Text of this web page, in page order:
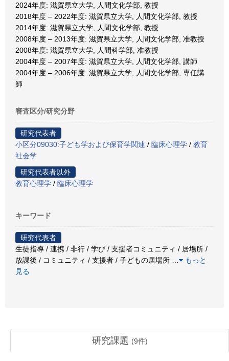
2024年度: 滋賀県立大学, 人間文化学部, 教授
2018年度 – 2022年度: 滋賀県立大学, 人間文化学部, 教授
2014年度: 滋賀県立大学, 人間文化学部, 教授
2008年度 – 2013年度: 滋賀県立大学, 人間文化学部, 准教授
2008年度: 滋賀県立大学, 人間科学部, 准教授
2004年度 – 2007年度: 滋賀県立大学, 人間文化学部, 講師
2004年度 – 2006年度: 滋賀県立大学, 人間文化学部, 専任講
師
審査区分/研究分野
研究代表者
小区分09030:子ども学および保育学関連 / 臨床心理学 / 教育
社会学
研究代表者以外
教育心理学 / 臨床心理学
キーワード
研究代表者
生徒指導 / 連携 / 非行 / 学び / 支援者コミュニティ / 居場所 /
放課後 / コミュニティ / 支援者 / 子どもの居場所
もっと
見る
研究課題 (9件)